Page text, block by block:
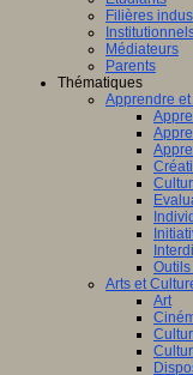
Filières
Médiateurs
Parents
Thématiques
Apprendre
Arts et
Art